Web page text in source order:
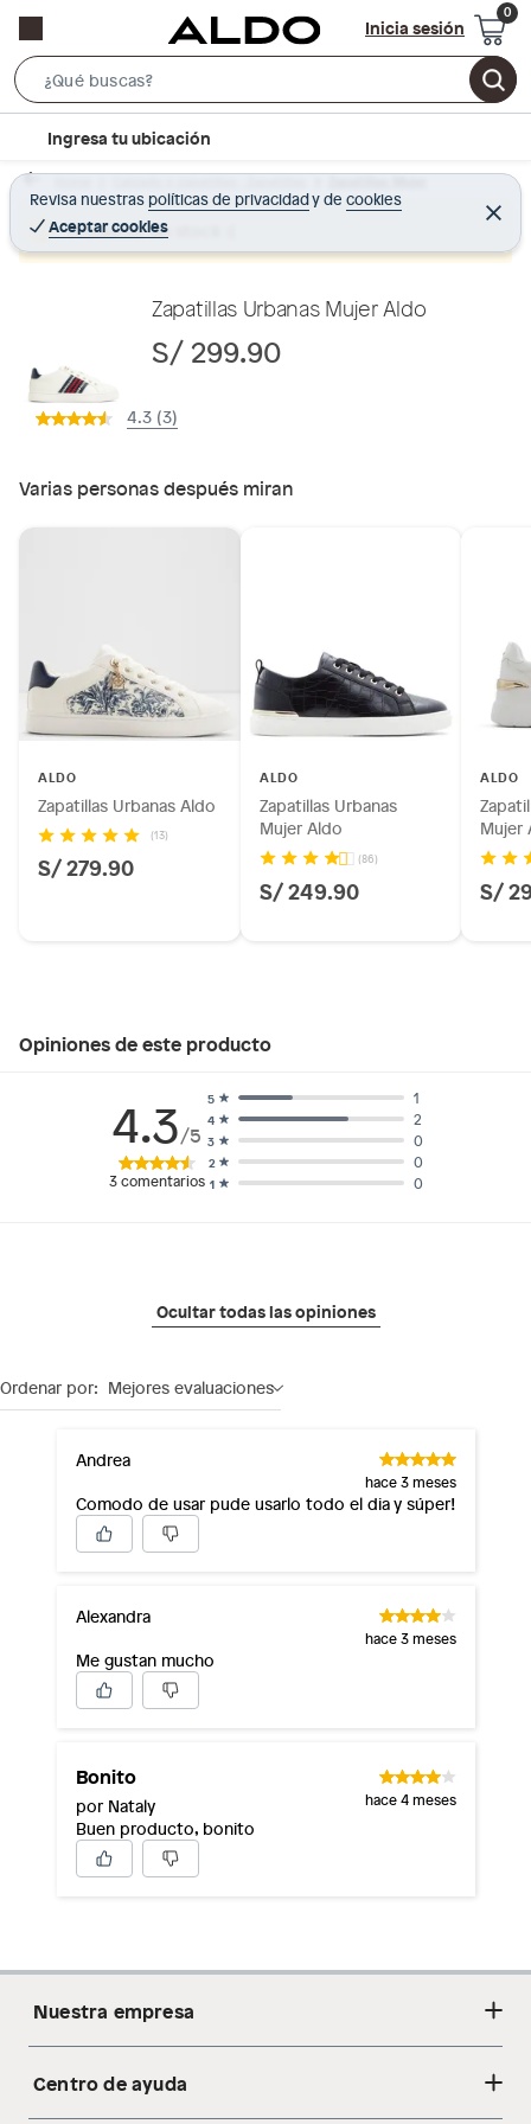
Inicia sesión
e
r
c
B
r
c
t
n
Ingresa tu ubicación
Revisa nuestras políticas de privacidadyde cookies
Aceptar cookies
C
e
r
Home Calzado y zapatillas - Zapatillas Zapatillas Mujer
Producto sin stock :(
Zapatillas Urbanas Mujer Aldo
S/ 299.90
4.3 (3)
Varias personas después miran
ALDO
Zapatillas Urbanas Aldo
(13)
S/ 279.90
ALDO
Zapatillas Urbanas
Mujer Aldo
(86)
S/ 249.90
ALDO
Mujer
S/
Opiniones de este producto
4.3/5
3 comentarios 1 0
2 0
3 0
4 2
5 1
Ocultar todas las opiniones
Ordenar por: Mejores evaluaciones
Andrea
hace 3 meses
Comodo de usar pude usarlo todo el dia y súper!
Alexandra
hace 3 meses
Me gustan mucho
Bonito
por Nataly hace 4 meses
Buen producto, bonito
Nuestra empresa
Acerca de nosotros
Centro de ayuda